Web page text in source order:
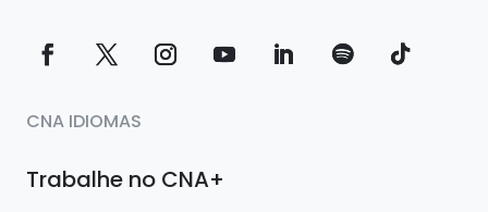
CNA IDIOMAS
Trabalhe no CNA+